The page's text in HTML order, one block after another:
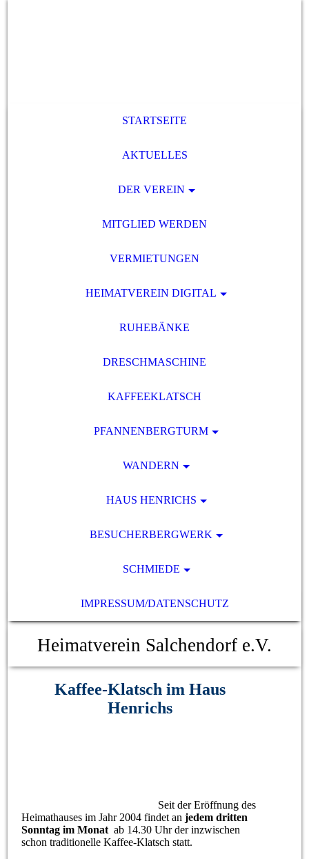
STARTSEITE
AKTUELLES
DER VEREIN
MITGLIED WERDEN
VERMIETUNGEN
HEIMATVEREIN DIGITAL
RUHEBÄNKE
DRESCHMASCHINE
KAFFEEKLATSCH
PFANNENBERGTURM
WANDERN
HAUS HENRICHS
BESUCHERBERGWERK
SCHMIEDE
IMPRESSUM/DATENSCHUTZ
Heimatverein Salchendorf e.V.
Kaffee-Klatsch im Haus
Henrichs
Seit der Eröffnung des
Heimathauses im Jahr 2004 findet anjedem dritten
Sonntag im Monat ab 14.30 Uhr der inzwischen
schon traditionelle Kaffee-Klatsch statt.